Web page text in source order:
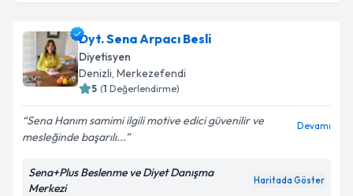
takvim hazırlandığında e-posta ile bilgilendireceğiz.
E-posta Adresiniz
Kişisel verilerimin işlenmesine ilişkin
kapsamda işlenmesini kabul ediyorum.
Dyt. Sena Arpacı Besli
Diyetisyen
Denizli, Merkezefendi
5 (1 Değerlendirme)
Sena Hanım samimi ilgili motive edici güvenilir ve
mesleğinde başarılı...
Devamı
Sena+Plus Beslenme ve Diyet Danışma
Merkezi
Haritada Göster